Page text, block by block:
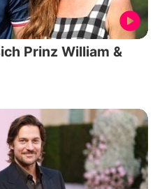
Prinz William &